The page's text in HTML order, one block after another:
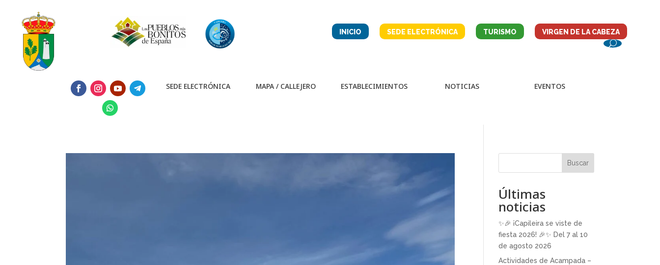
INICIO SEDE ELECTRÓNICA TURISMO VIRGEN DE LA CABEZA
SEDE ELECTRÓNICA MAPA / CALLEJERO ESTABLECIMIENTOS NOTICIAS EVENTOS
Buscar
Últimas
noticias
✨🎉 ¡Capileira se viste de
fiesta 2026! 🎉✨ Del 7 al 10
de agosto 2026
Actividades de Acampada –